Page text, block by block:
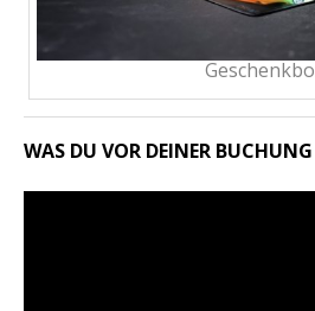
WAS DU VOR DEINER